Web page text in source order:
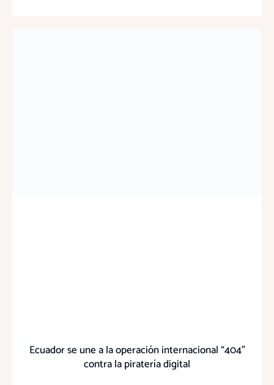
Ecuador se une a la operación internacional “404”
contra la piratería digital